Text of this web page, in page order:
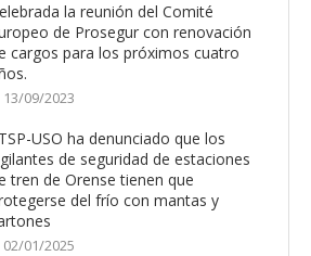
la reunión del Comité
de Prosegur con renovación
cargos para los próximos cuatro
13/09/2023
USO ha denunciado que los
de seguridad de estaciones
tren de Orense tienen que
del frío con mantas y
02/01/2025